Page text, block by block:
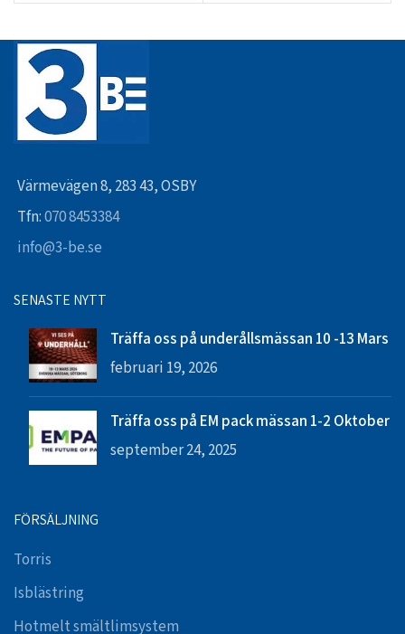
Värmevägen 8, 283 43, OSBY
Tfn:070 8453384
info@3-be.se
SENASTE NYTT
Träffa oss på underållsmässan 10 -13 Mars
februari 19, 2026
Träffa oss på EM pack mässan 1-2 Oktober
september 24, 2025
FÖRSÄLJNING
Torris
Isblästring
Hotmelt smältlimsystem